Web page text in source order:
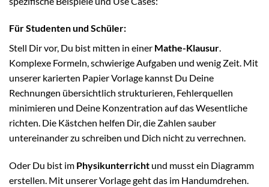
Für Studenten und Schüler:
Stell Dir vor, Du bist mitten in einer Mathe-Klausur.
Komplexe Formeln, schwierige Aufgaben und wenig Zeit. Mit
unserer karierten Papier Vorlage kannst Du Deine
Rechnungen übersichtlich strukturieren, Fehlerquellen
minimieren und Deine Konzentration auf das Wesentliche
richten. Die Kästchen helfen Dir, die Zahlen sauber
untereinander zu schreiben und Dich nicht zu verrechnen.
Oder Du bist im Physikunterricht und musst ein Diagramm
erstellen. Mit unserer Vorlage geht das im Handumdrehen.